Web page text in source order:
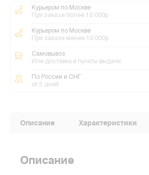
Курьером по Москве
При заказе более 10.000р
Курьером по Москве
При заказе менее 10.000р
Самовывоз
Или доставка в пункты выдачи
По России и СНГ
от 5 дней
Описание Характеристики
Описание